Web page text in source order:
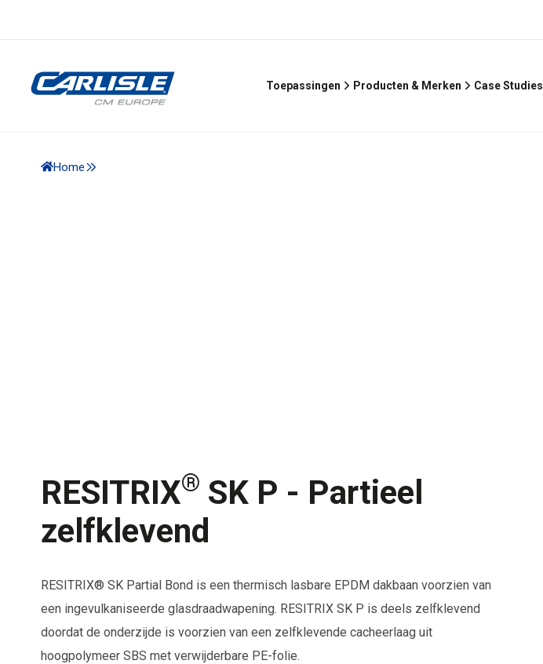
Toepassingen Producten & Merken Case Studies
Home
RESITRIX® SK P - Partieel
zelfklevend
RESITRIX® SK Partial Bond is een thermisch lasbare EPDM dakbaan voorzien van
een ingevulkaniseerde glasdraadwapening. RESITRIX SK P is deels zelfklevend
doordat de onderzijde is voorzien van een zelfklevende cacheerlaag uit
hoogpolymeer SBS met verwijderbare PE-folie.